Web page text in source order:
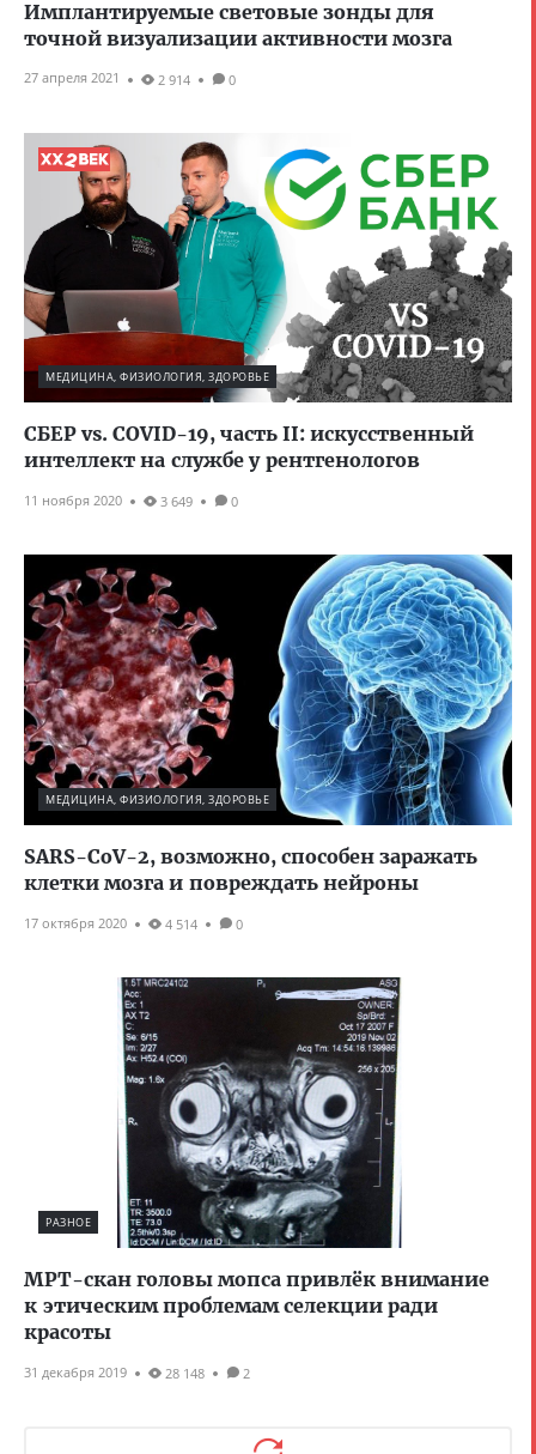
Имплантируемые световые зонды для
точной визуализации активности мозга
27 апреля 2021 2 914 0
МЕДИЦИНА, ФИЗИОЛОГИЯ, ЗДОРОВЬЕ
СБЕР vs. COVID-19, часть II: искусственный
интеллект на службе у рентгенологов
11 ноября 2020 3 649 0
МЕДИЦИНА, ФИЗИОЛОГИЯ, ЗДОРОВЬЕ
SARS-CoV-2, возможно, способен заражать
клетки мозга и повреждать нейроны
17 октября 2020 4 514 0
РАЗНОЕ
МРТ-скан головы мопса привлёк внимание
к этическим проблемам селекции ради
красоты
31 декабря 2019 28 148 2